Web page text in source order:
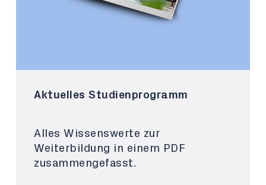
Aktuelles Studienprogramm
Alles Wissenswerte zur
Weiterbildung in einem PDF
zusammengefasst.